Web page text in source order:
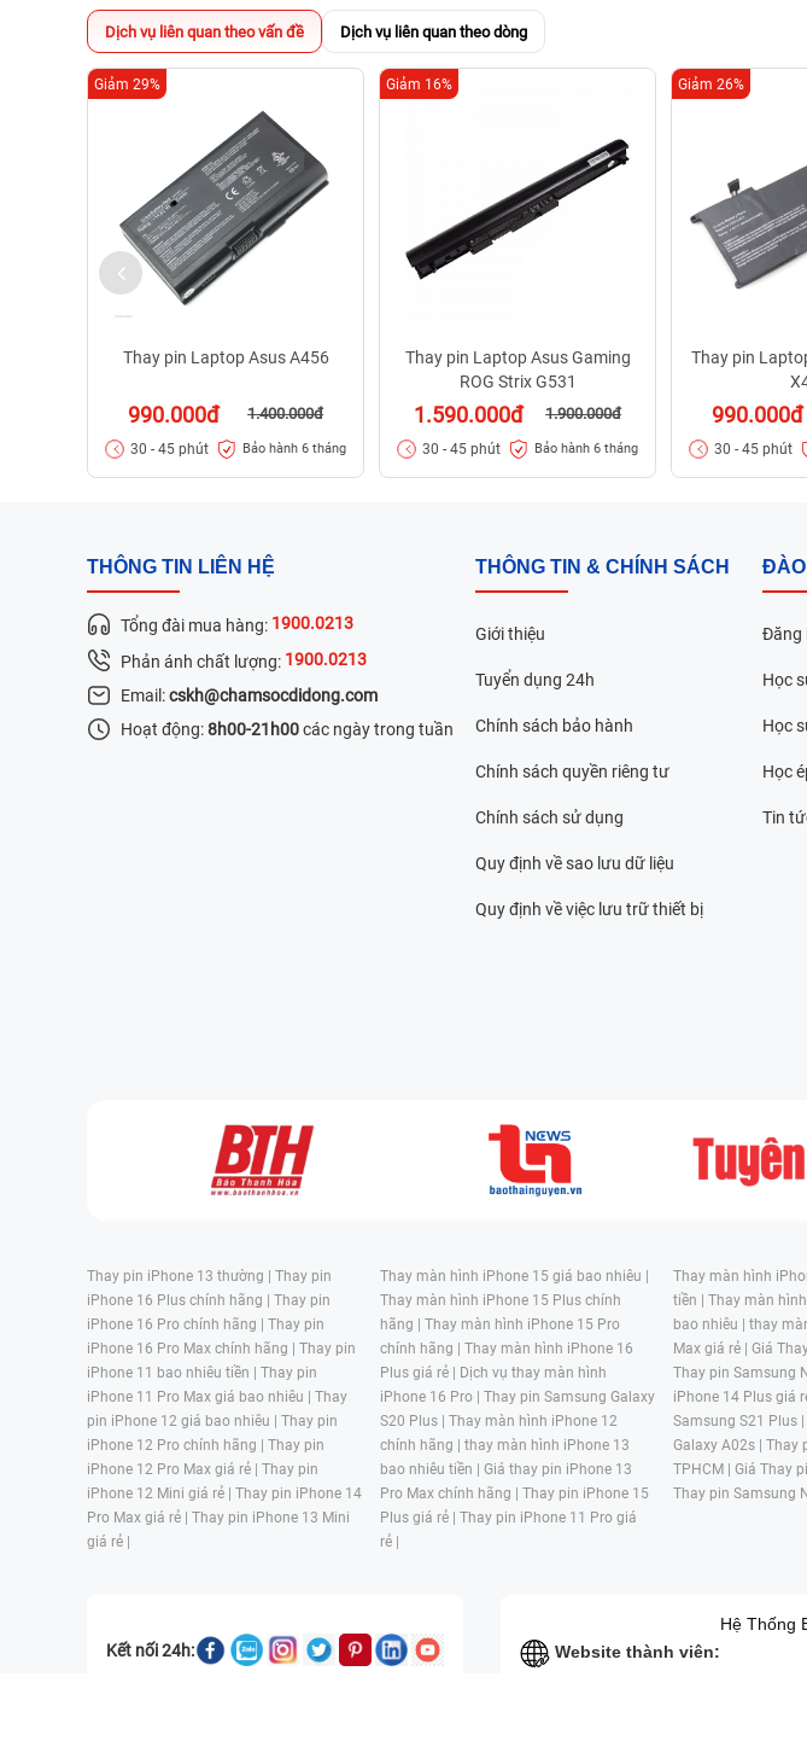
Dịch vụ liên quan theo vấn đề Dịch vụ liên quan theo dòng
Thay pin Laptop Asus A456
990.000đ 1.400.000đ
Giảm 29%
30 - 45 phút Bảo hành 6 tháng
Thay pin Laptop Asus Gaming
ROG Strix G531
1.590.000đ 1.900.000đ
Giảm 16%
30 - 45 phút Bảo hành 6 tháng
Thay pin
990.000đ
Giảm 26%
30 - 45 phút
THÔNG TIN LIÊN HỆ
Tổng đài mua hàng: 1900.0213
Phản ánh chất lượng: 1900.0213
Email:cskh@chamsocdidong.com
Hoạt động:8h00-21h00các ngày trong tuần
THÔNG TIN & CHÍNH SÁCH
Giới thiệu
Tuyển dụng 24h
Chính sách bảo hành
Chính sách quyền riêng tư
Chính sách sử dụng
Quy định về sao lưu dữ liệu
Quy định về việc lưu trữ thiết bị
Đăng
Học
Học
Học
Tin
Thay pin iPhone 13 thường | Thay pin
iPhone 16 Plus chính hãng | Thay pin
iPhone 16 Pro chính hãng | Thay pin
iPhone 16 Pro Max chính hãng | Thay pin
iPhone 11 bao nhiêu tiền | Thay pin
iPhone 11 Pro Max giá bao nhiêu | Thay
pin iPhone 12 giá bao nhiêu | Thay pin
iPhone 12 Pro chính hãng | Thay pin
iPhone 12 Pro Max giá rẻ | Thay pin
iPhone 12 Mini giá rẻ | Thay pin iPhone 14
Pro Max giá rẻ | Thay pin iPhone 13 Mini
giá rẻ |
Thay màn hình iPhone 15 giá bao nhiêu |
Thay màn hình iPhone 15 Plus chính
hãng | Thay màn hình iPhone 15 Pro
chính hãng | Thay màn hình iPhone 16
Plus giá rẻ | Dịch vụ thay màn hình
iPhone 16 Pro | Thay pin Samsung Galaxy
S20 Plus | Thay màn hình iPhone 12
chính hãng | thay màn hình iPhone 13
bao nhiêu tiền | Giá thay pin iPhone 13
Pro Max chính hãng | Thay pin iPhone 15
Plus giá rẻ | Thay pin iPhone 11 Pro giá
rẻ |
Thay màn hình
tiền | Thay màn
bao nhiêu | thay
Max giá rẻ | Giá
Thay pin Samsung
iPhone 14 Plus giá
Samsung S21 Plus |
Galaxy A02s | Thay
TPHCM | Giá Thay
Thay pin Samsung
Kết nối 24h: Website thành viên:
Hệ Thống